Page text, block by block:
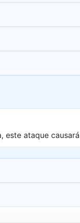
este ataque